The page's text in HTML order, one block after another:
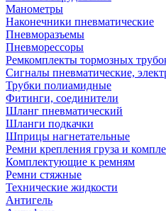
Манометры
Наконечники пневматические
Пневморазъемы
Пневморессоры
Ремкомплекты тормозных
Сигналы пневматические,
Трубки полиамидные
Фитинги, соединители
Шланг пневматический
Шланги подкачки
Шприцы нагнетательные
Ремни крепления груза и
Комплектующие к ремням
Ремни стяжные
Технические жидкости
Антигель